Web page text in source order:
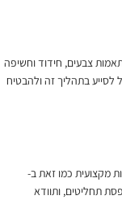
צבעים, חידוד וחשיפה
לסייע בתהליך זה ולהבטיח
מקצועית כמו זאת ב-
תחליטים, ותוודא